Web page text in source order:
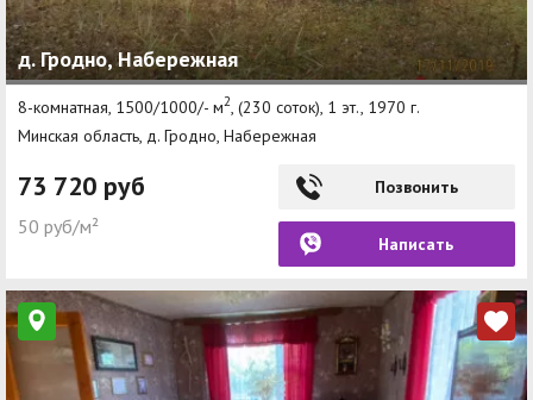
д. Гродно, Набережная
8-комнатная, 1500/1000/- м2, (230 соток), 1 эт., 1970 г.
Минская область, д. Гродно, Набережная
73 720 руб
50 руб/м²
Позвонить
Написать